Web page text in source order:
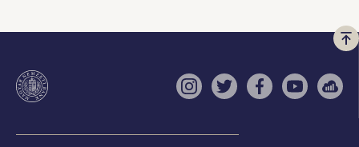
a
Instagram
TwitterFacebook
YouTube